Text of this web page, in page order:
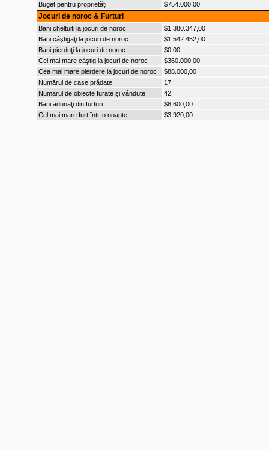
Buget pentru proprietăţi
$754.000,00
Jocuri de noroc & Furturi
Bani cheltuiţi la jocuri de noroc
$1.380.347,00
Bani câştigaţi la jocuri de noroc
$1.542.452,00
Bani pierduţi la jocuri de noroc
$0,00
Cel mai mare câştig la jocuri de noroc
$360.000,00
Cea mai mare pierdere la jocuri de noroc
$88.000,00
Numărul de case prădate
17
Numărul de obiecte furate şi vândute
42
Bani adunaţi din furturi
$8.600,00
Cel mai mare furt într-o noapte
$3.920,00